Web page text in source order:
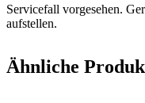
Servicefall vorgesehen.
aufstellen.
Ähnliche